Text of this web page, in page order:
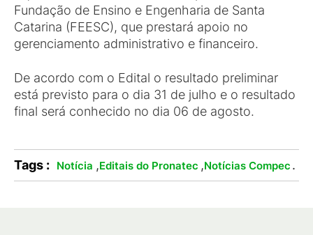
Fundação de Ensino e Engenharia de Santa
Catarina (FEESC), que prestará apoio no
gerenciamento administrativo e financeiro.
De acordo com o Edital o resultado preliminar
está previsto para o dia 31 de julho e o resultado
final será conhecido no dia 06 de agosto.
Tags : Notícia ,Editais do Pronatec ,Notícias Compec .